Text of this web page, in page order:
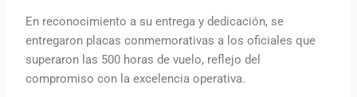
En reconocimiento a su entrega y dedicación, se
entregaron placas conmemorativas a los oficiales que
superaron las 500 horas de vuelo, reflejo del
compromiso con la excelencia operativa.